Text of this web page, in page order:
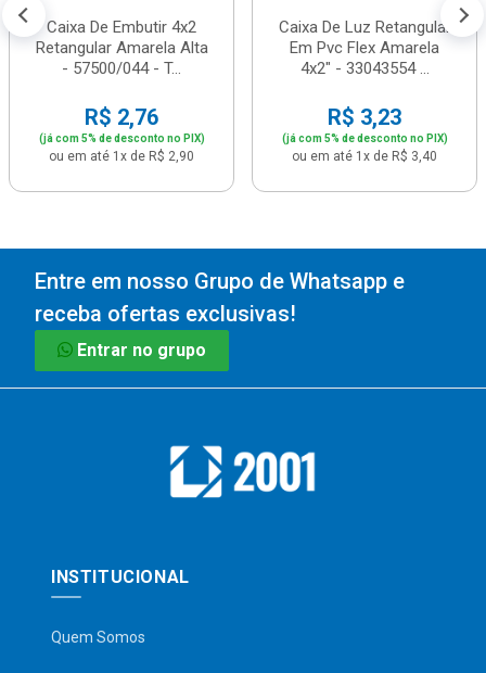
Caixa De Embutir 4x2
Retangular Amarela Alta
- 57500/044 - T...
R$ 2,76
(já com 5% de desconto no PIX)
ou em até 1x de R$ 2,90
Caixa De Luz Retangular
Em Pvc Flex Amarela
4x2" - 33043554 ...
R$ 3,23
(já com 5% de desconto no PIX)
ou em até 1x de R$ 3,40
Entre em nosso Grupo de Whatsapp e
receba ofertas exclusivas!
Entrar no grupo
INSTITUCIONAL
Quem Somos